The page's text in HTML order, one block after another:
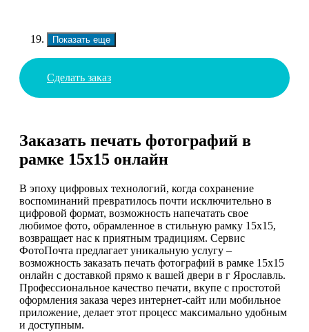
Показать еще
Сделать заказ
Заказать печать фотографий в
рамке 15х15 онлайн
В эпоху цифровых технологий, когда сохранение
воспоминаний превратилось почти исключительно в
цифровой формат, возможность напечатать свое
любимое фото, обрамленное в стильную рамку 15х15,
возвращает нас к приятным традициям. Сервис
ФотоПочта предлагает уникальную услугу –
возможность заказать печать фотографий в рамке 15х15
онлайн с доставкой прямо к вашей двери в г Ярославль.
Профессиональное качество печати, вкупе с простотой
оформления заказа через интернет-сайт или мобильное
приложение, делает этот процесс максимально удобным
и доступным.